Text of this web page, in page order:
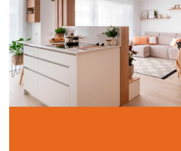
Un nuevo hogar
In Hogar